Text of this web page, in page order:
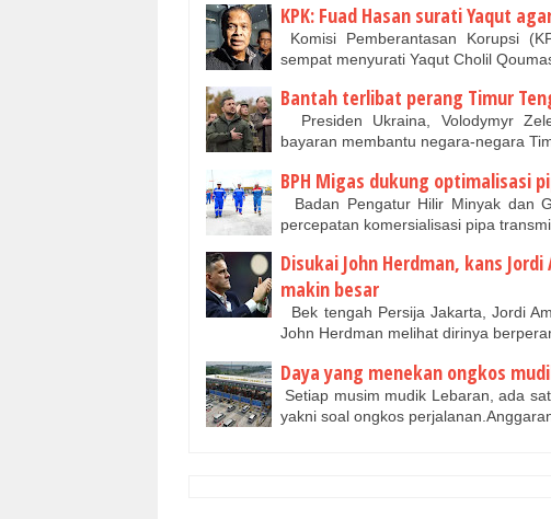
KPK: Fuad Hasan surati Yaqut
Komisi Pemberantasan Korupsi
sempat menyurati Yaqut Cholil
Bantah terlibat perang Timur
Presiden Ukraina, Volodymyr
bayaran membantu negara-negara
BPH Migas dukung optimalisasi
Badan Pengatur Hilir Minyak dan
percepatan komersialisasi pipa
Disukai John Herdman, kans
makin besar
Bek tengah Persija Jakarta, Jordi
John Herdman melihat dirinya
Daya yang menekan ongkos
Setiap musim mudik Lebaran, ada
yakni soal ongkos